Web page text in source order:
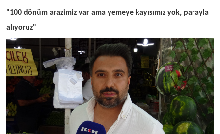
"100 dönüm arazimiz var ama yemeye kayısımız yok, parayla
alıyoruz"